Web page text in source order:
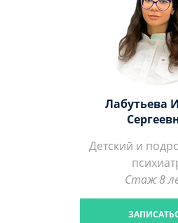
Лабутьева
Детский и
Стаж 8